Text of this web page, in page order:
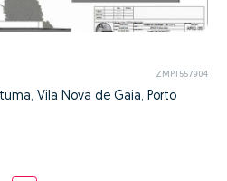
ZMPT557904
Vila Nova de Gaia, Porto